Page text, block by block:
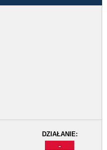
DZIAŁANIE:
-